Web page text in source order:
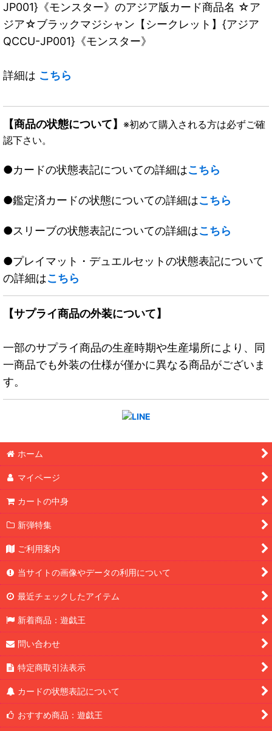
JP001}《モンスター》のアジア版カード商品名 ☆ア
ジア☆ブラックマジシャン【シークレット】{アジア
QCCU-JP001}《モンスター》
詳細は こちら
【商品の状態について】 ※初めて購入される方は必ずご確
認下さい。
●カードの状態表記についての詳細はこちら
●鑑定済カードの状態についての詳細はこちら
●スリーブの状態表記についての詳細はこちら
●プレイマット・デュエルセットの状態表記について
の詳細はこちら
【サプライ商品の外装について】
一部のサプライ商品の生産時期や生産場所により、同
一商品でも外装の仕様が僅かに異なる商品がございま
す。
ホーム
マイページ
カートの中身
新弾特集
ご利用案内
当サイトの画像やデータの利用について
最近チェックしたアイテム
新着商品：遊戯王
問い合わせ
特定商取引法表示
カードの状態表記について
おすすめ商品：遊戯王